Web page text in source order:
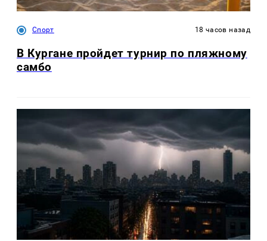
Спорт 18 часов назад
В Кургане пройдет турнир по пляжному
самбо